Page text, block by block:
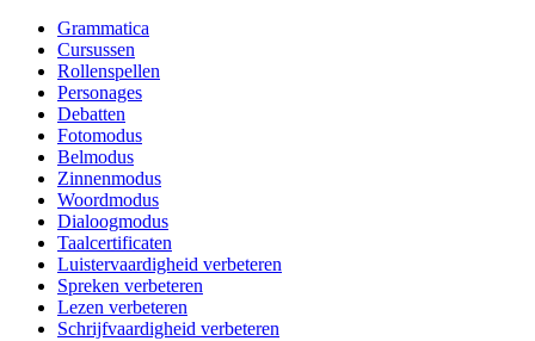
Grammatica
Cursussen
Rollenspellen
Personages
Debatten
Fotomodus
Belmodus
Zinnenmodus
Woordmodus
Dialoogmodus
Taalcertificaten
Luistervaardigheid verbeteren
Spreken verbeteren
Lezen verbeteren
Schrijfvaardigheid verbeteren